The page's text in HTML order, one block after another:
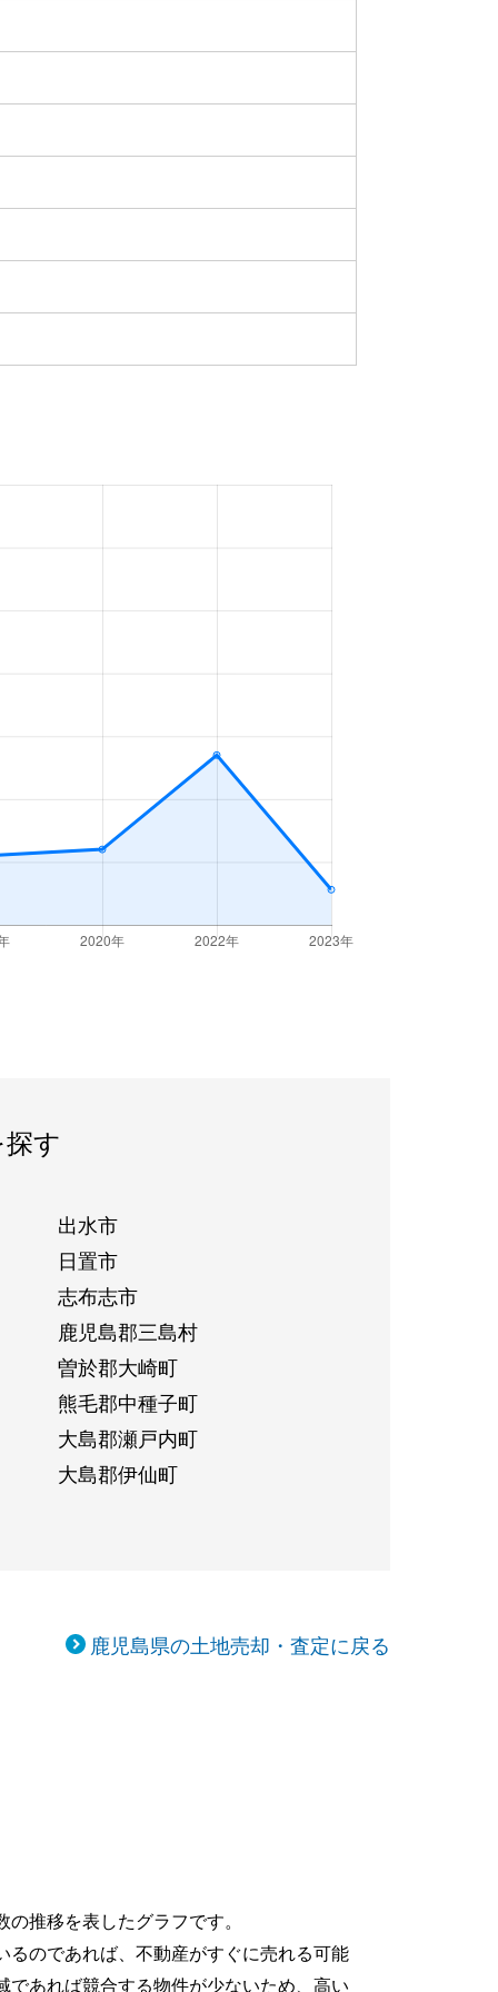
す
出水市
日置市
志布志市
鹿児島郡三島村
曽於郡大崎町
熊毛郡中種子町
大島郡瀬戸内町
大島郡伊仙町
鹿児島県の土地売却・査定に戻る
推移を表したグラフです。
るのであれば、不動産がすぐに売れる可能
であれば競合する物件が少ないため、高い